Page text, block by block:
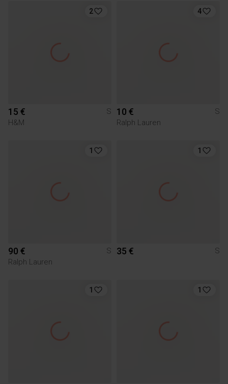
2
15 €
S
H&M
4
10 €
S
Ralph Lauren
1
90 €
S
Ralph Lauren
1
35 € S
1 1